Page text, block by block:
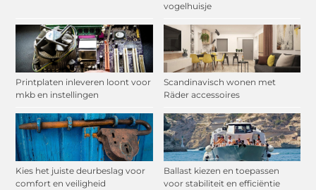
vogelhuisje
Printplaten inleveren loont voor
mkb en instellingen
Scandinavisch wonen met
Räder accessoires
Kies het juiste deurbeslag voor
comfort en veiligheid
Ballast kiezen en toepassen
voor stabiliteit en efficiëntie